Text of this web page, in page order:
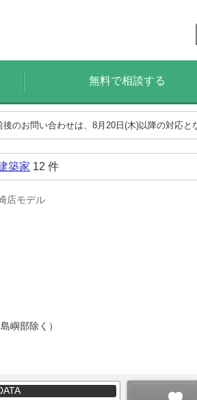
無料で相談する
後のお問い合わせは、8月20日(木)以降の対応と
築家 12 件
店モデル
嶼部除く）